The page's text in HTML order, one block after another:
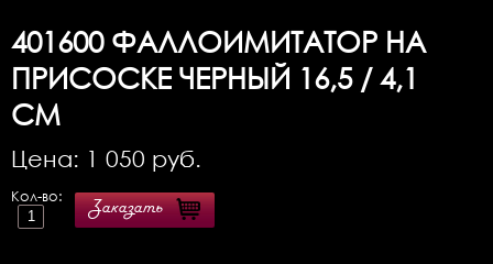
401600ФАЛЛОИМИТАТОР НА
ПРИСОСКЕ ЧЕРНЫЙ 16,5 / 4,1
СМ
Цена: 1 050 руб.
Кол-во:
Заказать